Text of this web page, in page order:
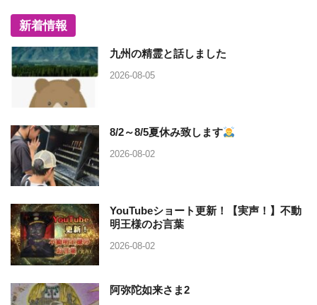
新着情報
九州の精霊と話しました
2026-08-05
8/2～8/5夏休み致します
2026-08-02
YouTubeショート更新！【実声！】不動
明王様のお言葉
2026-08-02
阿弥陀如来さま2